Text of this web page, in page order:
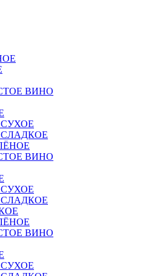
ВИНО
ВИНО
ВИНО